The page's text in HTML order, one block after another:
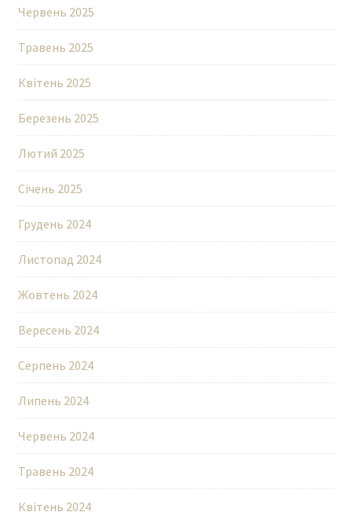
Червень 2025
Травень 2025
Квітень 2025
Березень 2025
Лютий 2025
Січень 2025
Грудень 2024
Листопад 2024
Жовтень 2024
Вересень 2024
Серпень 2024
Липень 2024
Червень 2024
Травень 2024
Квітень 2024